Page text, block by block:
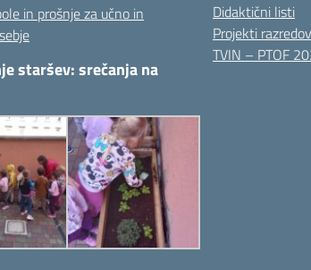
in prošnje za učno in
staršev: srečanja na
Didaktični listi
Projekti razredov
TVIN – PTOF